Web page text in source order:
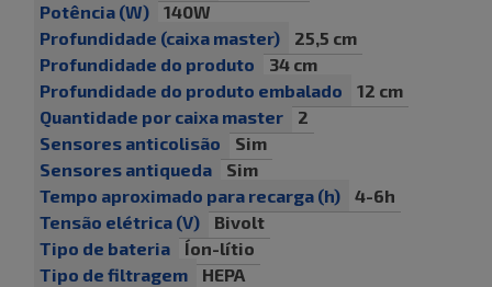
Potência (W)
140W
Profundidade (caixa master)
25,5 cm
Profundidade do produto
34 cm
Profundidade do produto embalado
12 cm
Quantidade por caixa master
2
Sensores anticolisão
Sim
Sensores antiqueda
Sim
Tempo aproximado para recarga (h)
4-6h
Tensão elétrica (V)
Bivolt
Tipo de bateria
Íon-lítio
Tipo de filtragem
HEPA